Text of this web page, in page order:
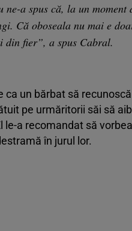
a spus că, la un
Că oboseala nu mai e
din fier”, a spus Cabral.
ca un bărbat să
pe urmăritorii săi să
a recomandat să
în jurul lor.